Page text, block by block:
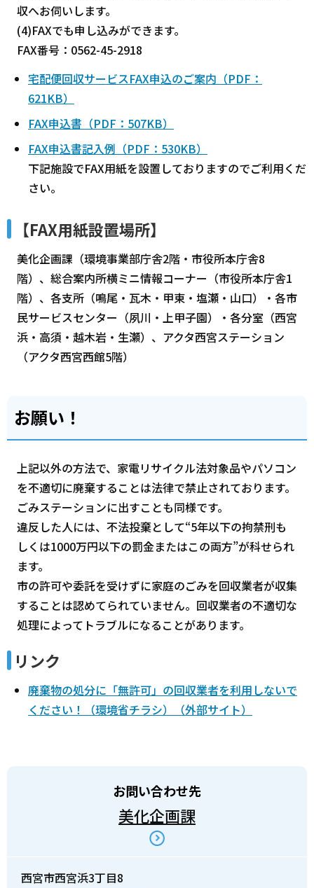
収へお伺いします。
(4)FAXでも申し込みができます。
FAX番号：0562-45-2918
宅配便回収サービスFAX申込のご案内（PDF：
621KB）
FAX申込書（PDF：507KB）
FAX申込書記入例（PDF：530KB）
下記施設でFAX用紙を設置しておりますのでご利用くだ
さい。
【FAX用紙設置場所】
美化企画課（環境事業部庁舎2階・市役所本庁舎8
階）、総合案内所横ミニ情報コーナー（市役所本庁舎1
階）、各支所（鳴尾・瓦木・甲東・塩瀬・山口）・各市
民サービスセンター（夙川・上甲子園）・各分室（西宮
浜・高須・越木岩・生瀬）、アクタ西宮ステーション
（アクタ西宮西館5階）
お願い！
上記以外の方法で、家電リサイクル法対象品やパソコン
を不適切に廃棄することは法律で禁止されております。
ごみステーションに出すことも同様です。
違反した人には、不法投棄として“5年以下の拘禁刑も
しくは1000万円以下の罰金またはこの両方”が科せられ
ます。
市の許可や委託を受けずに家庭のごみを回収業者が収集
することは認めてられていません。回収業者の不適切な
処理によってトラブルになることがあります。
リンク
廃棄物の処分に「無許可」の回収業者を利用しないで
ください！（環境省チラシ）（外部サイト）
お問い合わせ先
美化企画課
西宮市西宮浜3丁目8